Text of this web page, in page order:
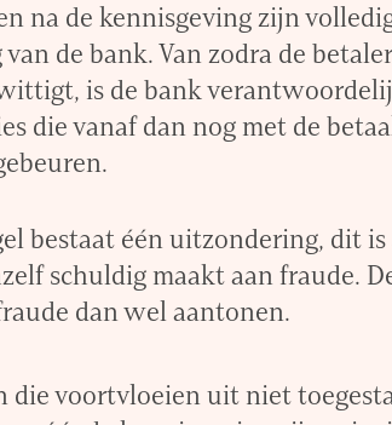
na de kennisgeving zijn
de bank. Van zodra de
is de bank
die vanaf dan nog met de
bestaat één uitzondering, dit is
schuldig maakt aan fraude.
dan wel aantonen.
die voortvloeien uit niet